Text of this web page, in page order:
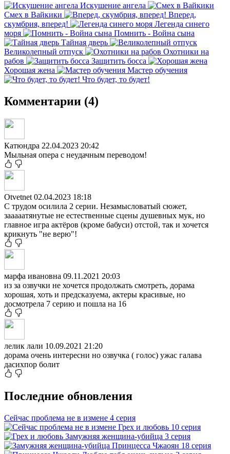
Искушение ангела
Смех в Вайкики
Вперед,
скумбрия, вперед!
Легенда синего
моря
Помнить - Война сына
Тайная дверь
Великолепный отпуск
Охотники на
рабов
Защитить босса
Хорошая жена
Мастер обучения
Что будет, то будет!
Комментарии (4)
Катюндра 22.04.2023 20:42
Мыльная опера с неудачным переводом!
Otvetnet 02.04.2023 18:18
С трудом осилила 2 серии. Незамысловатый сюжет,
зааааатянутые не естественные сцены душевных мук, но
главное игра актёров (кроме бабуси) отстой, так и хочется
крикнуть "не верю"!
марфа ивановна 09.11.2021 20:03
из за озвучки не хочется продолжать смотреть, дорама
хорошая, хоть и предсказуема, актеры красивые, но
досмотрела 7 серию и пошла на 16
лелик лали 10.09.2021 21:20
дорама очень интересни но озвучка ( голос) ужас галава
дасихпор болит
Последние обновления
Сейчас проблема не в измене 4 серия
Грех и любовь 10 серия
Замужняя женщина-убийца 3 серия
Принцесса Чжаоян 18 серия